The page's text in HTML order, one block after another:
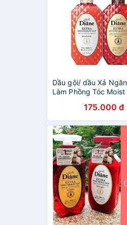
Dầu gội/ dầu Xả
Làm Phồng Tóc Moist
Bản 450ml ( 250k là
chai)
175.000 đ